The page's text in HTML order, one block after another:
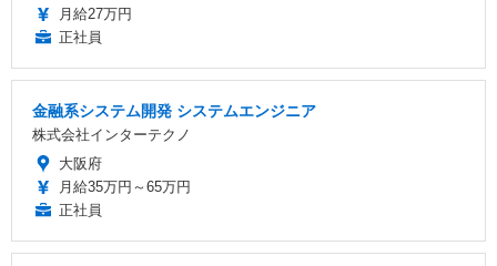
月給27万円
正社員
金融系システム開発 システムエンジニア
株式会社インターテクノ
大阪府
月給35万円～65万円
正社員